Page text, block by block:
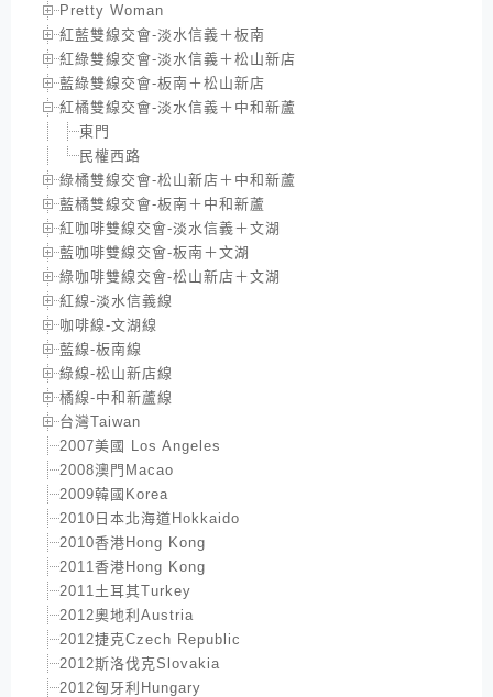
Pretty Woman
紅藍雙線交會-淡水信義＋板南
紅綠雙線交會-淡水信義＋松山新店
藍綠雙線交會-板南＋松山新店
紅橘雙線交會-淡水信義＋中和新蘆
東門
民權西路
綠橘雙線交會-松山新店＋中和新蘆
藍橘雙線交會-板南＋中和新蘆
紅咖啡雙線交會-淡水信義＋文湖
藍咖啡雙線交會-板南＋文湖
綠咖啡雙線交會-松山新店＋文湖
紅線-淡水信義線
咖啡線-文湖線
藍線-板南線
綠線-松山新店線
橘線-中和新蘆線
台灣Taiwan
2007美國 Los Angeles
2008澳門Macao
2009韓國Korea
2010日本北海道Hokkaido
2010香港Hong Kong
2011香港Hong Kong
2011土耳其Turkey
2012奧地利Austria
2012捷克Czech Republic
2012斯洛伐克Slovakia
2012匈牙利Hungary